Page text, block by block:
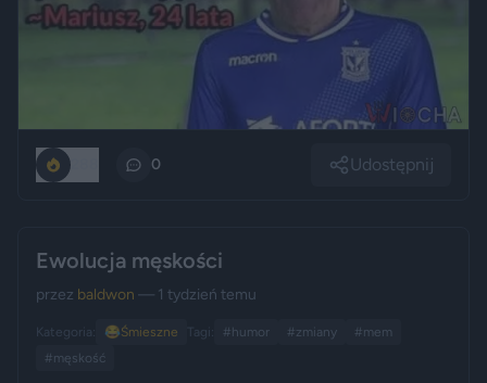
0 Udostępnij
Ewolucja męskości
przez baldwon — 1 tydzień temu
Kategoria: 😂Śmieszne Tagi: #humor #zmiany
#mem
#męskość